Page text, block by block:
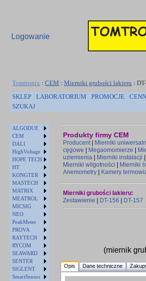
Logowanie
Tomtronix : CEM : Mierniki grubości lakieru :
SKLEP
LABORATORIUM PROMOCJE
SZUKAJ
ALGODUE
CEM
DALI
HighVoltage
HOPE TECH
HT
KONGTER
MASTECH
MATRIX
MEATROL
MICSIG
NEO
PeakMeter
PROVA
RAYTECH
RYCOM
SEAWARD
SENTER
SIGLENT
SmartSensor
Produkty firmy CEM
Producent| Mierniki
cęgowe
Megaomomierze
uziemienia
Mierniki instalacji
Mierniki wilgotności
Mierniki
Anemometry
Kamery
Mierniki grubości lakieru:
Zestawienie
DT-156 DT-157
(miernik
Opis Dane techniczne